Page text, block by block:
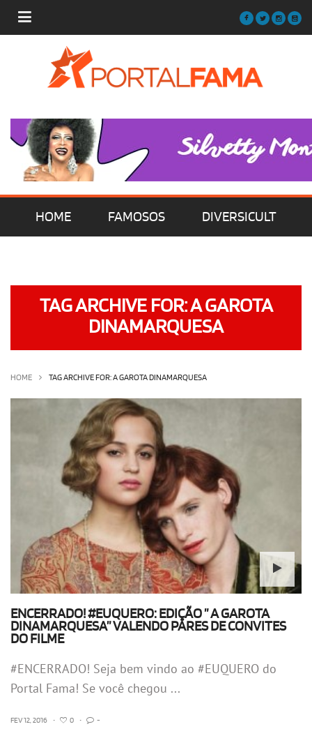
HOME FAMOSOS DIVERSICULT
OLHA ISSO! EU QUERO!
TAG ARCHIVE FOR: A GAROTA
DINAMARQUESA
HOME TAG ARCHIVE FOR: A GAROTA DINAMARQUESA
ENCERRADO! #EUQUERO: EDIÇÃO ” A GAROTA
DINAMARQUESA” VALENDO PARES DE CONVITES
DO FILME
#ENCERRADO! Seja bem vindo ao #EUQUERO do
Portal Fama! Se você chegou ...
FEV 12, 2016 • 0 • -